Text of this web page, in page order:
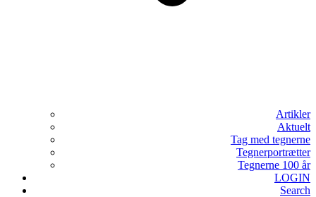
Artikler
Aktuelt
Tag med tegnerne
Tegnerportrætter
Tegnerne 100 år
LOGIN
Search